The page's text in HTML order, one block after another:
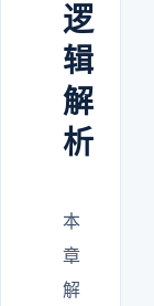
逻
辑
解
析
本
章
解